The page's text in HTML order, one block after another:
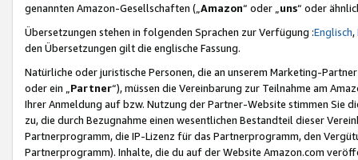
genannten Amazon-Gesellschaften („Amazon“ oder „uns“ oder
Übersetzungen stehen in folgenden Sprachen zur Verfügung :Englisch,
den Übersetzungen gilt die englische Fassung.
Natürliche oder juristische Personen, die an unserem Marketing-
oder ein „Partner“), müssen die Vereinbarung zur Teilnahme am
Ihrer Anmeldung auf bzw. Nutzung der Partner-Website stimmen Sie
zu, die durch Bezugnahme einen wesentlichen Bestandteil dieser
Partnerprogramm, die IP-Lizenz für das Partnerprogramm, den
Partnerprogramm). Inhalte, die du auf der Website Amazon.com